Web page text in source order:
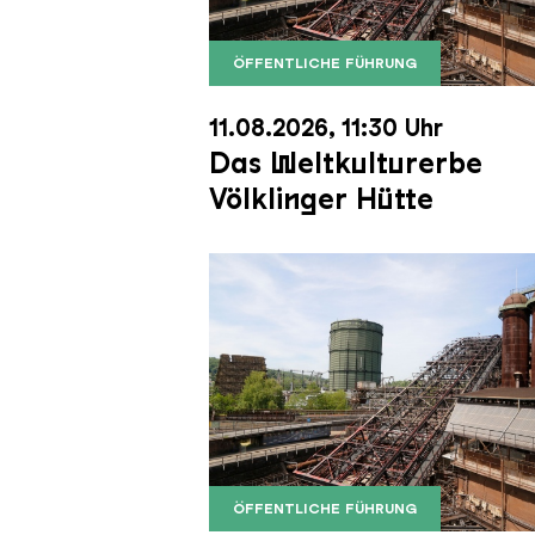
ÖFFENTLICHE FÜHRUNG
Der Erzschrägaufzug der
Copyright: Weltkulturerbe
11.08.2026, 11:30 Uhr
Das Weltkulturerbe
Völklinger Hütte
ÖFFENTLICHE FÜHRUNG